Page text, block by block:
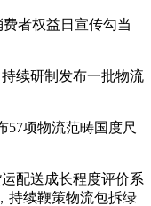
者权益日宣传勾当
续研制发布一批物流
项物流范畴国度尺
配送成长程度评价系
持续鞭策物流包拆绿